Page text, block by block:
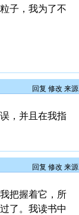
子，我为了不
回复 修改 来源
，并且在我指
回复 修改 来源
把握着它，所
了。我读书中